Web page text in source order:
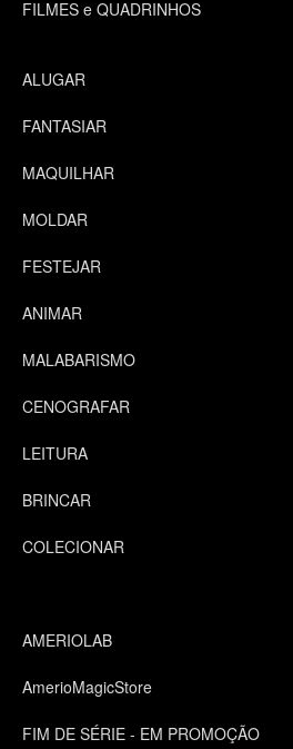
FILMES e QUADRINHOS
ALUGAR
FANTASIAR
MAQUILHAR
MOLDAR
FESTEJAR
ANIMAR
MALABARISMO
CENOGRAFAR
LEITURA
BRINCAR
COLECIONAR
AMERIOLAB
AmerioMagicStore
FIM DE SÉRIE - EM PROMOÇÃO